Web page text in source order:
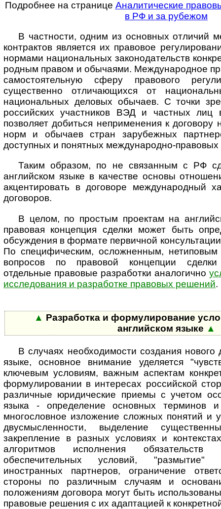
Подробнее на странице Аналитические
в РФ и за рубежом
В частности, одним из основных отличий
контрактов является их правовое
нормами национальных законодательств
род­ным правом и обычаями. Международное
самостоятельную сферу правового
существенно отличающихся от
национальных деловых обычаев. С точки
российских участников ВЭД и частных лиц
позволяет добиться неприменения к
норм и обычаев стран зарубежных
доступных и понятных международно-правовых
Таким образом, по не связанным с РФ
английском языке в качестве основы
акцентировать в договоре международный
договоров.
В целом, по простым проектам на
правовая концепция сделки может быть
обсуждения в формате первичной
По специфическим, осложненным,
вопросов по правовой концепции сделки
отдельные правовые разработки аналогично
исследования и разработке правовых решений.
▲ Разработка и формулирование
английском языке ▲
В случаях необходимости создания нового
языке, основное внимание уделяется
ключевым условиям, важным аспектам
фор­му­ли­ро­ва­нии в интересах российской
различные юридические приемы с учетом
языка - определение основных терминов
многословное изложение сложных понятий и
двусмысленности, выделение
закрепление в разных условиях и
алгоритмов исполнения
обеспечительных условий, "размытие"
иностранных партнеров, ограничение
стороны по различным случаям и
положениям договора могут быть
правовые решения с их адаптацией к